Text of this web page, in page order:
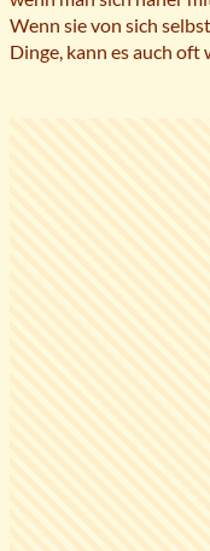
Wenn sie von sich
Dinge, kann es auch oft